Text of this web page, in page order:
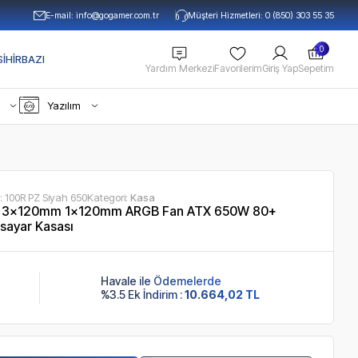
E-mail:info@gogamer.com.tr Müşteri Hizmetleri: 0 (850) 303 55 35
Yardım MerkeziFavorilerimGiriş Yap
0
Sepetim
Yazılım
100R PZ Siyah 650Kategori:Kasa
1x120mm ARGB Fan ATX 650W 80+
Kasası
Havale ile Ödemelerde
%3.5 Ek İndirim :10.664,02 TL